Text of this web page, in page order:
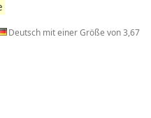
Deutsch mit einer Größe von 3,67